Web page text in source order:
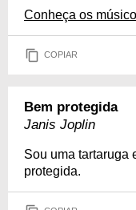
Conheça os
COPIAR
Bem protegida
Janis Joplin
Sou uma tartaruga
protegida.